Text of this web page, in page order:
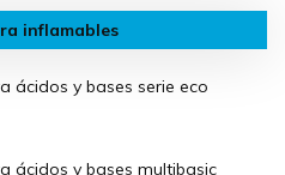
inflamables
ácidos y bases serie eco
ácidos y bases multibasic